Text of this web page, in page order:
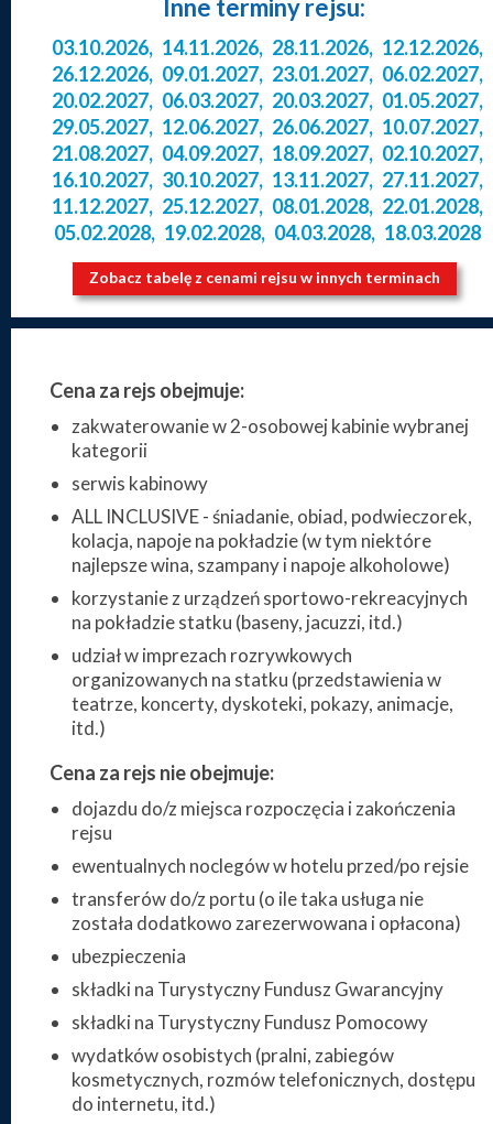
Inne terminy rejsu:
03.10.2026, 14.11.2026, 28.11.2026, 12.12.2026,
26.12.2026, 09.01.2027, 23.01.2027, 06.02.2027,
20.02.2027, 06.03.2027, 20.03.2027, 01.05.2027,
29.05.2027, 12.06.2027, 26.06.2027, 10.07.2027,
21.08.2027, 04.09.2027, 18.09.2027, 02.10.2027,
16.10.2027, 30.10.2027, 13.11.2027, 27.11.2027,
11.12.2027, 25.12.2027, 08.01.2028, 22.01.2028,
05.02.2028, 19.02.2028, 04.03.2028, 18.03.2028
Zobacz tabelę z cenami rejsu w innych terminach
Cena za rejs obejmuje:
zakwaterowanie w 2-osobowej kabinie wybranej
kategorii
serwis kabinowy
ALL INCLUSIVE - śniadanie, obiad, podwieczorek,
kolacja, napoje na pokładzie (w tym niektóre
najlepsze wina, szampany i napoje alkoholowe)
korzystanie z urządzeń sportowo-rekreacyjnych
na pokładzie statku (baseny, jacuzzi, itd.)
udział w imprezach rozrywkowych
organizowanych na statku (przedstawienia w
teatrze, koncerty, dyskoteki, pokazy, animacje,
itd.)
Cena za rejs nie obejmuje:
dojazdu do/z miejsca rozpoczęcia i zakończenia
rejsu
ewentualnych noclegów w hotelu przed/po rejsie
transferów do/z portu (o ile taka usługa nie
została dodatkowo zarezerwowana i opłacona)
ubezpieczenia
składki na Turystyczny Fundusz Gwarancyjny
składki na Turystyczny Fundusz Pomocowy
wydatków osobistych (pralni, zabiegów
kosmetycznych, rozmów telefonicznych, dostępu
do internetu, itd.)